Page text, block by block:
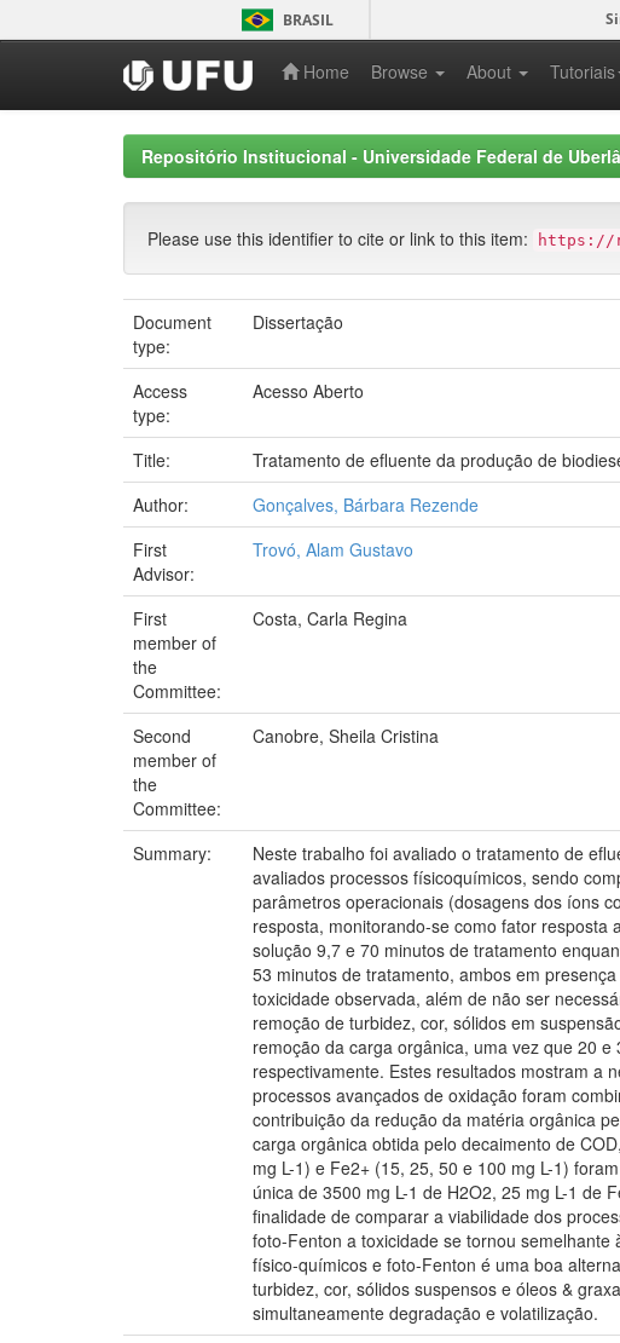
navigation
BRASIL
Home Browse About Tutoriais
Repositório Institucional - Universidade Federal de
Please use this identifier to cite or link to this item: https://
Document
type:
Dissertação
Access
type:
Acesso Aberto
Title:
Tratamento de efluente da produção de
Author:
Gonçalves, Bárbara Rezende
First
Advisor:
Trovó, Alam Gustavo
First
member of
the
Committee:
Costa, Carla Regina
Second
member of
the
Committee:
Canobre, Sheila Cristina
Summary:
Neste trabalho foi avaliado o tratamento de
avaliados processos físicoquímicos, sendo
parâmetros operacionais (dosagens dos íons
resposta, monitorando-se como fator resposta
solução 9,7 e 70 minutos de tratamento
53 minutos de tratamento, ambos em
toxicidade observada, além de não ser
remoção de turbidez, cor, sólidos em
remoção da carga orgânica, uma vez que 20
respectivamente. Estes resultados mostram a
processos avançados de oxidação foram
contribuição da redução da matéria orgânica
carga orgânica obtida pelo decaimento de
mg L-1) e Fe2+ (15, 25, 50 e 100 mg L-1)
única de 3500 mg L-1 de H2O2, 25 mg L-1 de
finalidade de comparar a viabilidade dos
foto-Fenton a toxicidade se tornou
físico-químicos e foto-Fenton é uma boa
turbidez, cor, sólidos suspensos e óleos &
simultaneamente degradação e volatilização.